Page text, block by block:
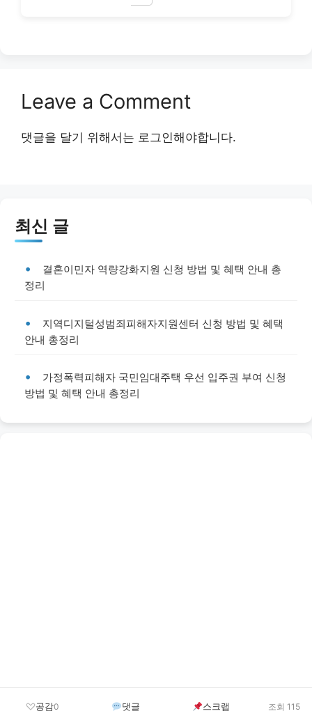
Leave a Comment
댓글을 달기 위해서는 로그인해야합니다.
최신 글
결혼이민자 역량강화지원 신청 방법 및 혜택 안내 총
정리
지역디지털성범죄피해자지원센터 신청 방법 및 혜택
안내 총정리
가정폭력피해자 국민임대주택 우선 입주권 부여 신청
방법 및 혜택 안내 총정리
공감0 댓글 스크랩 조회 115